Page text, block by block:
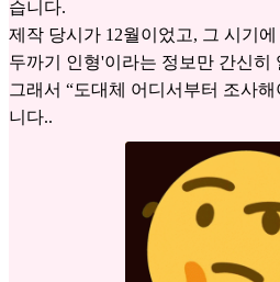
습니다.
제작 당시가 12월이었고, 그 시기
두까기 인형'이라는 정보만 간신히
그래서 “도대체 어디서부터 조사
니다..